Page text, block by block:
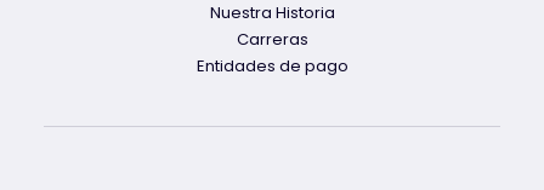
Nuestra Historia
Carreras
Entidades de pago